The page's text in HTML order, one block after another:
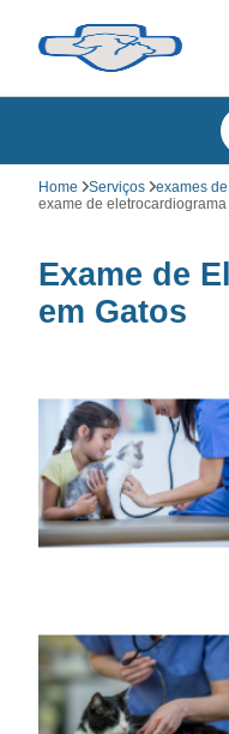
Home Serviços
exames
exame de
Exame de
em Gatos